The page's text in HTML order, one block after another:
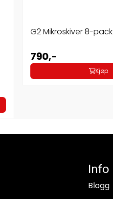
G2 Mikroskiver 8-pack
790,-
Kjøp
Info
Blogg